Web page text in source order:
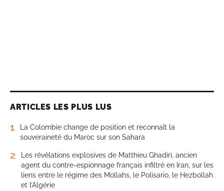
ARTICLES LES PLUS LUS
1
La Colombie change de position et reconnaît la
souveraineté du Maroc sur son Sahara
2
Les révélations explosives de Matthieu Ghadiri, ancien
agent du contre-espionnage français infiltré en Iran, sur les
liens entre le régime des Mollahs, le Polisario, le Hezbollah
et l’Algérie